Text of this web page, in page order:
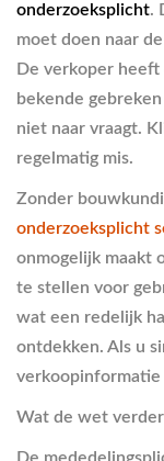
onderzoeksplicht.
moet doen naar
De verkoper
bekende
niet naar vraagt.
regelmatig mis.
Zonder
onderzoeksplicht
onmogelijk maakt
te stellen voor
wat een redelijk
ontdekken. Als u
verkoopinformatie
Wat de wet